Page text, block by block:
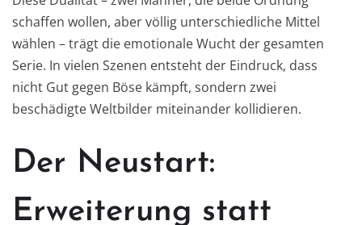
schaffen wollen, aber völlig unterschiedliche Mittel
wählen – trägt die emotionale Wucht der gesamten
Serie. In vielen Szenen entsteht der Eindruck, dass
nicht Gut gegen Böse kämpft, sondern zwei
beschädigte Weltbilder miteinander kollidieren.
Der Neustart:
Erweiterung statt